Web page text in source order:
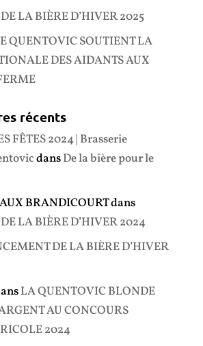
LA BIÈRE D’HIVER 2025
QUENTOVIC SOUTIENT LA
DES AIDANTS AUX
récents
FÊTES 2024 | Brasserie
dansDe la bière pour le
BRANDICOURTdans
LA BIÈRE D’HIVER 2024
DE LA BIÈRE D’HIVER
LA QUENTOVIC BLONDE
AU CONCOURS
2024